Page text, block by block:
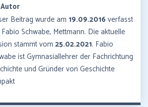
Autor
Beitrag wurde am 19.09.2016 verfasst
Schwabe, Mettmann. Die aktuelle
stammt vom25.02.2021. Fabio
ist Gymnasiallehrer der Fachrichtung
und Gründer von Geschichte